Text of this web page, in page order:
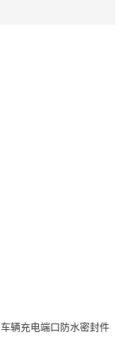
车辆充电端口防水密封件